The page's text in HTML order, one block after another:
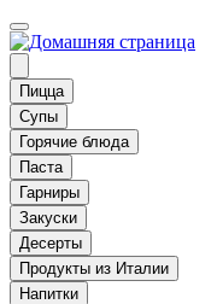
Пицца
Супы
Горячие блюда
Паста
Гарниры
Закуски
Десерты
Продукты из Италии
Напитки